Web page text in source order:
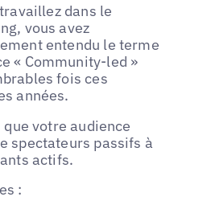
dans le
vous avez
entendu le terme
« Community-led »
fois ces
années.
que votre audience
spectateurs passifs à
actifs.
: